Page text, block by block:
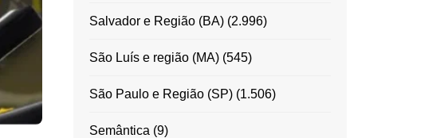
Salvador e Região (BA)(2.996)
São Luís e região (MA)(545)
São Paulo e Região (SP)(1.506)
Semântica (9)